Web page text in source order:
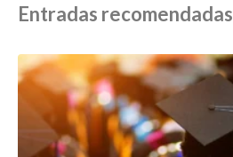
Entradas recomendadas